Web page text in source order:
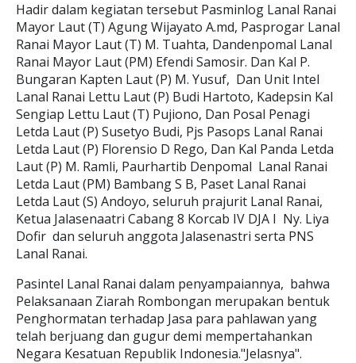
Hadir dalam kegiatan tersebut Pasminlog Lanal Ranai
Mayor Laut (T) Agung Wijayato A.md, Pasprogar Lanal
Ranai Mayor Laut (T) M. Tuahta, Dandenpomal Lanal
Ranai Mayor Laut (PM) Efendi Samosir. Dan Kal P.
Bungaran Kapten Laut (P) M. Yusuf, Dan Unit Intel
Lanal Ranai Lettu Laut (P) Budi Hartoto, Kadepsin Kal
Sengiap Lettu Laut (T) Pujiono, Dan Posal Penagi
Letda Laut (P) Susetyo Budi, Pjs Pasops Lanal Ranai
Letda Laut (P) Florensio D Rego, Dan Kal Panda Letda
Laut (P) M. Ramli, Paurhartib Denpomal Lanal Ranai
Letda Laut (PM) Bambang S B, Paset Lanal Ranai
Letda Laut (S) Andoyo, seluruh prajurit Lanal Ranai,
Ketua Jalasenaatri Cabang 8 Korcab IV DJA I Ny. Liya
Dofir dan seluruh anggota Jalasenastri serta PNS
Lanal Ranai.
Pasintel Lanal Ranai dalam penyampaiannya, bahwa
Pelaksanaan Ziarah Rombongan merupakan bentuk
Penghormatan terhadap Jasa para pahlawan yang
telah berjuang dan gugur demi mempertahankan
Negara Kesatuan Republik Indonesia."Jelasnya".